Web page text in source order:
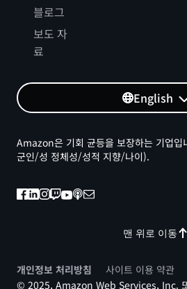
블로그
보도 자
료
English
맨 위로 이동
Amazon은 기회 균등을 보장하는 기업
군인/성 정체성/성적 지향/나이).
개인정보 처리방침 사이트 이용 약관
© 2025, Amazon Web Services, Inc.